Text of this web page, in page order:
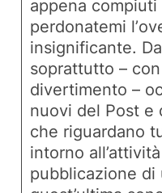
appena compiuti
perdonatemi l’
insignificante.
soprattutto –
divertimento –
nuovi del Post e
che riguardano
intorno
pubblicazione di